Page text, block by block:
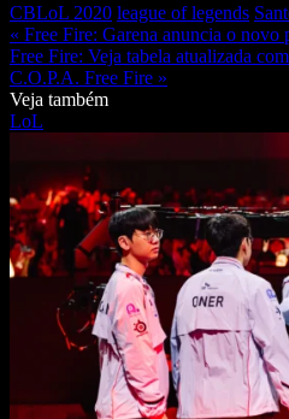
CBLoL 2020 league of legends
« Free Fire: Garena anuncia o novo
Free Fire: Veja tabela atualizada
C.O.P.A. Free Fire »
Veja também
LoL